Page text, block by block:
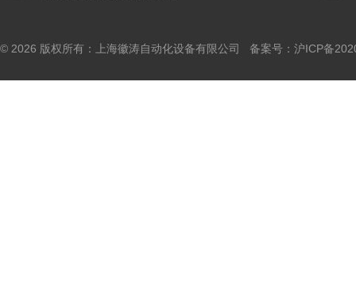
© 2026 版权所有：上海徽涛自动化设备有限公司 备案号： 沪ICP备